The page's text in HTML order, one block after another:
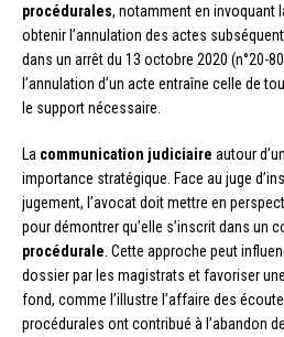
procédurales, notamment en invoquant
obtenir l’annulation des actes
dans un arrêt du 13 octobre 2020 (n°20-
l’annulation d’un acte entraîne celle de
le support nécessaire.
La communication judiciaire autour
importance stratégique. Face au juge
jugement, l’avocat doit mettre en
pour démontrer qu’elle s’inscrit dans un
procédurale . Cette approche peut
dossier par les magistrats et favoriser
fond, comme l’illustre l’affaire des
procédurales ont contribué à l’abandon